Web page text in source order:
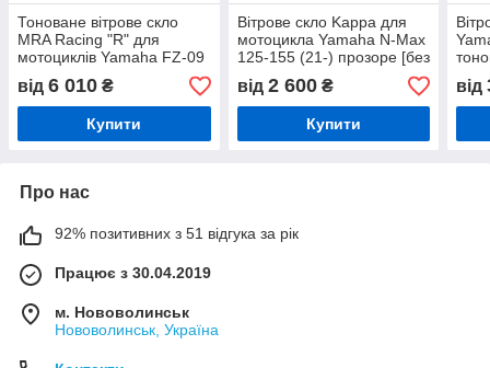
Тоноване вітрове скло
MRA Racing "R" для
мотоциклів Yamaha FZ-09
[06].
від 6 010 ₴
Купити
Вітрове скло Kappa для
мотоцикла Yamaha N-Max
125-155 (21-) прозоре [без
вкладень].
від 2 600₴
Купити
від
Про нас
92% позитивних з 51 відгука за рік
Працює з 30.04.2019
м. Нововолинськ
Нововолинськ, Україна